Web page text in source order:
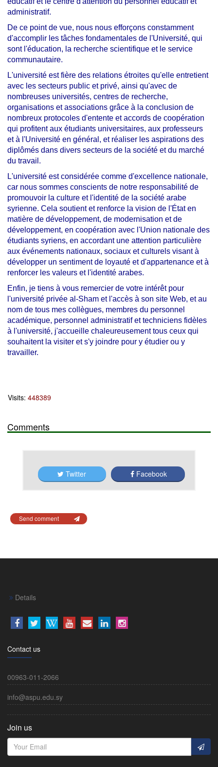
administratif.
De ce point de vue, nous nous efforçons constamment
d'accomplir les tâches fondamentales de l'Université, qui
sont l'éducation, la recherche scientifique et le service
communautaire.
L'université est fière des relations étroites qu'elle entretient
avec les secteurs public et privé, ainsi qu'avec de
nombreuses universités, centres de recherche,
organisations et associations grâce à la conclusion de
nombreux protocoles d'entente et accords de coopération
qui profitent aux étudiants universitaires, aux professeurs
et à l'Université en général, et réaliser les aspirations des
diplômés dans divers secteurs de la société et du marché
du travail.
L'université est considérée comme d'excellence nationale,
car nous sommes conscients de notre responsabilité de
promouvoir la culture et l'identité de la société arabe
syrienne. Cela soutient et renforce la vision de l'État en
matière de développement, de modernisation et de
développement, en coopération avec l'Union nationale des
étudiants syriens, en accordant une attention particulière
aux événements nationaux, sociaux et culturels visant à
développer un sentiment de loyauté et d'appartenance et à
renforcer les valeurs et l'identité arabes.
Enfin, je tiens à vous remercier de votre intérêt pour
l'université privée al-Sham et l'accès à son site Web, et au
nom de tous mes collègues, membres du personnel
académique, personnel administratif et techniciens fidèles
à l'université, j'accueille chaleureusement tous ceux qui
souhaitent la visiter et s'y joindre pour y étudier ou y
travailler.
Visits: 448389
Comments
Twitter Facebook
Send comment
Details
Contact us
00963-011-2066
info@aspu.edu.sy
Join us